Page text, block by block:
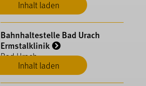
Inhalt laden
Inhalt laden
Bahnhaltestelle Bad Urach
Ermstalklinik
Bad Urach